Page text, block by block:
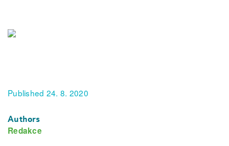
Published 24. 8. 2020
Authors
Redakce